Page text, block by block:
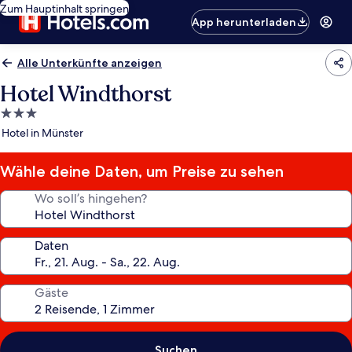
Zum Hauptinhalt springen
App herunterladen
Alle Unterkünfte anzeigen
Hotel Windthorst
3.0-
Sterne-
Hotel in Münster
Wähle deine Daten, um Preise zu sehen
Wo soll’s hingehen?
Daten
Gäste